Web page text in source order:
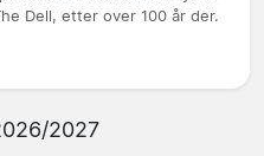
Dell, etter over 100 år der.
2027